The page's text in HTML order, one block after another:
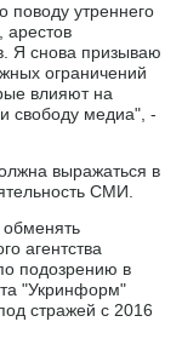
поводу утреннего
арестов
Я снова призываю
ограничений
влияют на
свободу медиа", -
выражаться в
СМИ.
агентства
подозрению в
"Укринформ"
стражей c 2016